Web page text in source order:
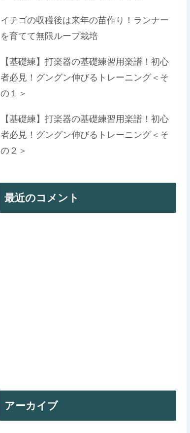
イチゴの収穫後は来年の苗作り！ランナー
を育てて無限ループ栽培
【基礎練】打楽器の基礎練習用楽譜！初心
者必見！グングン伸びるトレーニング＜そ
の１＞
【基礎練】打楽器の基礎練習用楽譜！初心
者必見！グングン伸びるトレーニング＜そ
の２＞
最近のコメント
アーカイブ